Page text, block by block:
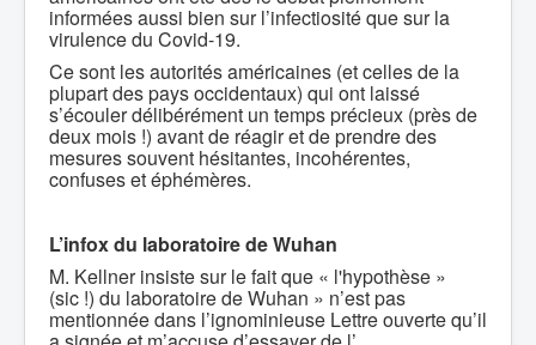
informées aussi bien sur l’infectiosité que sur la
virulence du Covid-19.
Ce sont les autorités américaines (et celles de la
plupart des pays occidentaux) qui ont laissé
s’écouler délibérément un temps précieux (près de
deux mois !) avant de réagir et de prendre des
mesures souvent hésitantes, incohérentes,
confuses et éphémères.
L’infox du laboratoire de Wuhan
M. Kellner insiste sur le fait que « l'hypothèse »
(sic !) du laboratoire de Wuhan » n’est pas
mentionnée dans l’ignominieuse Lettre ouverte qu’il